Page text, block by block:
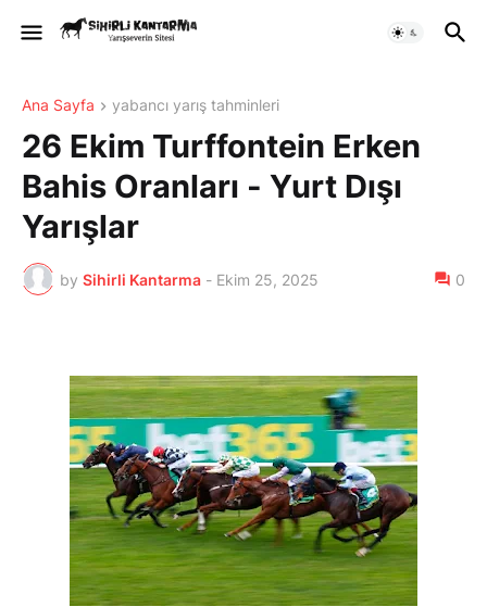
Ana Sayfa yabancı yarış tahminleri
26 Ekim Turffontein Erken
Bahis Oranları - Yurt Dışı
Yarışlar
by Sihirli Kantarma - Ekim 25, 2025 0